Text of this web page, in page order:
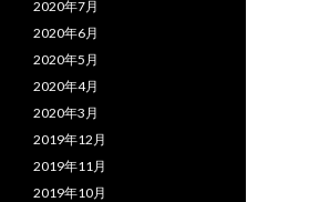
2020年7月
2020年6月
2020年5月
2020年4月
2020年3月
2019年12月
2019年11月
2019年10月